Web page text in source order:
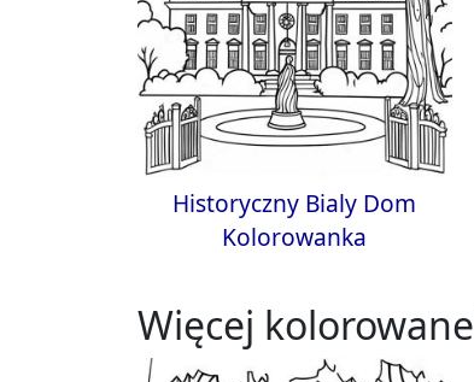
Historyczny Bialy Dom
Kolorowanka
Więcej